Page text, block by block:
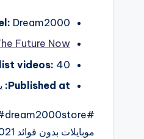
Dream2000
Future Now
videos: 40
Published at:
موبايلات بدون فوائد 2021